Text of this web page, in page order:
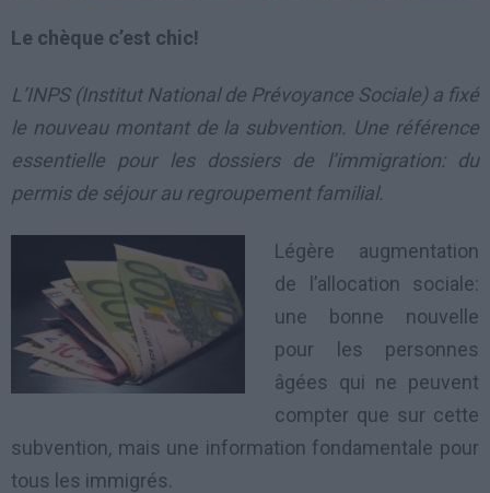
Le chèque c’est chic!
L’INPS (Institut National de Prévoyance Sociale) a fixé
le nouveau montant de la subvention. Une référence
essentielle pour les dossiers de l’immigration: du
permis de séjour au regroupement familial.
Légère augmentation
de l’allocation sociale:
une bonne nouvelle
pour les personnes
âgées qui ne peuvent
compter que sur cette
subvention, mais une information fondamentale pour
tous les immigrés.